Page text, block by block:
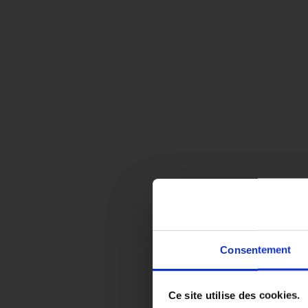
Consentement
Ce site utilise des cookies.